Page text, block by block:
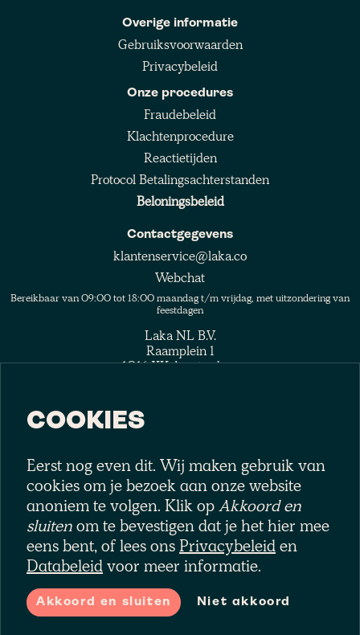
Overige informatie
Gebruiksvoorwaarden
Privacybeleid
Onze procedures
Fraudebeleid
Klachtenprocedure
Reactietijden
Protocol Betalingsachterstanden
Beloningsbeleid
Contactgegevens
klantenservice@laka.co
Webchat
Bereikbaar van 09:00 tot 18:00 maandag t/m vrijdag, met uitzondering van
feestdagen
Laka NL B.V.
Raamplein 1
1016 XK Amsterdam
Volg het collectief
Laka NL B.V., gevestigd op Raamplein 1, 1016 XK, Amsterdam,
geregistreerd bij de Kamer van Koophandel onder nummer
77429133 en onder toezicht van de Autoriteit Financiële Markten
(AFM) onder licentienummer 12047373.
COOKIES
Eerst nog even dit. Wij maken gebruik van
cookies om je bezoek aan onze website
anoniem te volgen. Klik opAkkoord en
sluitenom te bevestigen dat je het hier mee
eens bent, of lees onsPrivacybeleiden
Databeleidvoor meer informatie.
Akkoord en sluiten Niet akkoord